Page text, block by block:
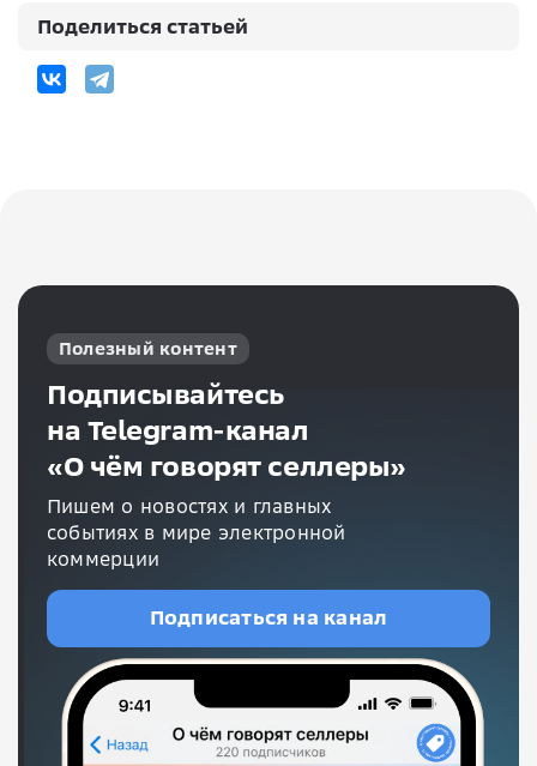
Поделиться статьей
Полезный контент
Подписывайтесь
на Telegram-канал
«О чём говорят селлеры»
Пишем о новостях и главных
событиях в мире электронной
коммерции
Подписаться на канал